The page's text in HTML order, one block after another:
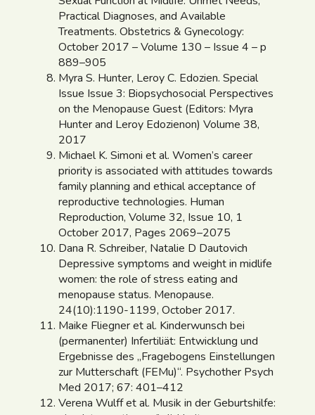
Practical Diagnoses, and Available
Treatments. Obstetrics & Gynecology:
October 2017 – Volume 130 – Issue 4 – p
889–905
Myra S. Hunter, Leroy C. Edozien. Special
Issue Issue 3: Biopsychosocial Perspectives
on the Menopause Guest (Editors: Myra
Hunter and Leroy Edozienon) Volume 38,
2017
Michael K. Simoni et al. Women’s career
priority is associated with attitudes towards
family planning and ethical acceptance of
reproductive technologies. Human
Reproduction, Volume 32, Issue 10, 1
October 2017, Pages 2069–2075
Dana R. Schreiber, Natalie D Dautovich
Depressive symptoms and weight in midlife
women: the role of stress eating and
menopause status. Menopause.
24(10):1190-1199, October 2017.
Maike Fliegner et al. Kinderwunsch bei
(permanenter) Infertiliät: Entwicklung und
Ergebnisse des „Fragebogens Einstellungen
zur Mutterschaft (FEMu)“. Psychother Psych
Med 2017; 67: 401–412
Verena Wulff et al. Musik in der Geburtshilfe: